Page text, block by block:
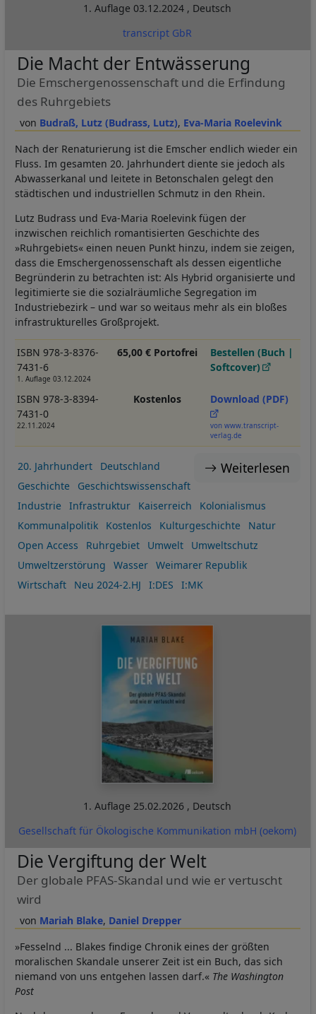
1. Auflage03.12.2024 , Deutsch
transcript GbR
Budraß, Lutz (Budrass, Lutz) Eva-Maria Roelevink
Die Macht der Entwässerung
Die Emschergenossenschaft und die Erfindung
des Ruhrgebiets
Nach der Renaturierung ist die Emscher endlich wieder ein
Fluss. Im gesamten 20. Jahrhundert diente sie jedoch als
Abwasserkanal und leitete in Betonschalen gelegt den
städtischen und industriellen Schmutz in den Rhein.
Lutz Budrass und Eva-Maria Roelevink fügen der
inzwischen reichlich romantisierten Geschichte des
»Ruhrgebiets« einen neuen Punkt hinzu, indem sie zeigen,
dass die Emschergenossenschaft als dessen eigentliche
Begründerin zu betrachten ist: Als Hybrid organisierte und
legitimierte sie die sozialräumliche Segregation im
Industriebezirk – und war so weitaus mehr als ein bloßes
infrastrukturelles Großprojekt.
ISBN 978-3-8376-
7431-6
1. Auflage 03.12.2024
65,00 € Portofrei
Bestellen (Buch |
Softcover)
ISBN 978-3-8394-
7431-0
22.11.2024
Kostenlos Download (PDF)
von www.transcript-
verlag.de
Weiterlesen
20. Jahrhundert
Deutschland
Geschichte
Geschichtswissenschaft
Industrie
Infrastruktur Kaiserreich
Kolonialismus
Kommunalpolitik
Kostenlos Kulturgeschichte
Natur
Open Access
Ruhrgebiet Umwelt
Umweltschutz
Umweltzerstörung
Wasser
Weimarer Republik
Wirtschaft
Neu 2024-2.HJ I:DES I:MK
1. Auflage25.02.2026 , Deutsch
Gesellschaft für Ökologische Kommunikation mbH (oekom)
Mariah Blake Daniel Drepper
Die Vergiftung der Welt
Der globale PFAS-Skandal und wie er vertuscht
wird
»Fesselnd ... Blakes findige Chronik eines der größten
moralischen Skandale unserer Zeit ist ein Buch, das sich
niemand von uns entgehen lassen darf.« The Washington
Post